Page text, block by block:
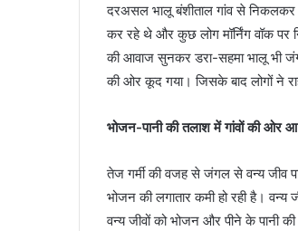
दरअसल भालू बंशीताल गांव से निकलकर
कर रहे थे और कुछ लोग मॉर्निंग वॉक
की आवाज सुनकर डरा-सहमा भालू भी
की ओर कूद गया। जिसके बाद लोगों ने
भोजन-पानी की तलाश में गांवों की ओर
तेज गर्मी की वजह से जंगल से वन्य जीव
भोजन की लगातार कमी हो रही है।
वन्य जीवों को भोजन और पीने के पानी